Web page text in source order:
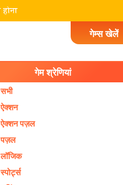
गेम्स खेलें
गेम श्रेणियां
सभी
ऐक्शन
ऐक्शन पज़ल
पज़ल
लॉजिक
स्पोर्ट्स